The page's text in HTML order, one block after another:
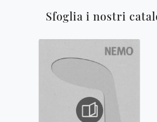
Sfoglia i nostri